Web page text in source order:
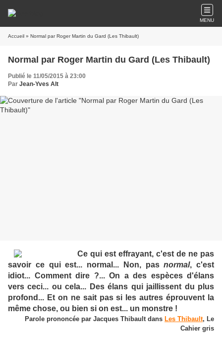
MENU
Accueil » Normal par Roger Martin du Gard (Les Thibault)
Normal par Roger Martin du Gard (Les Thibault)
Publié le 11/05/2015 à 23:00
Par Jean-Yves Alt
Ce qui est effrayant, c'est de ne pas
savoir ce qui est... normal... Non, pasnormal, c'est
idiot... Comment dire ?... On a des espèces d'élans
vers ceci... ou cela... Des élans qui jaillissent du plus
profond... Et on ne sait pas si les autres éprouvent la
même chose, ou bien si on est... un monstre !
Parole prononcée par Jacques Thibault dans Les Thibault, Le
Cahier gris